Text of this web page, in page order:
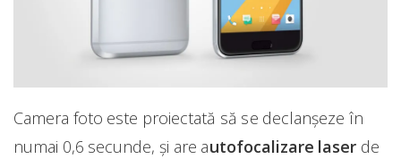
Camera foto este proiectată să se declanşeze în
numai 0,6 secunde, și are autofocalizare laser de